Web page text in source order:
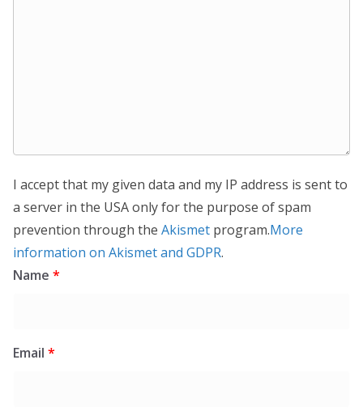
I accept that my given data and my IP address is sent to
a server in the USA only for the purpose of spam
prevention through the Akismet program.More
information on Akismet and GDPR.
Name *
Email *